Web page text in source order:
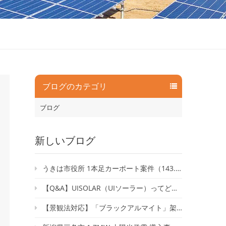
ブログのカテゴリ
ブログ
新しいブログ
うきは市役所 1本足カーポート案件（143.52kW）が竣工いたしました
【Q&A】UISOLAR（UIソーラー）ってどんな会社？｜太陽光架台の専門メーカーに聞いてみた
【景観法対応】「ブラックアルマイト」架台で自然と調和するソーラーシェアリングを実現